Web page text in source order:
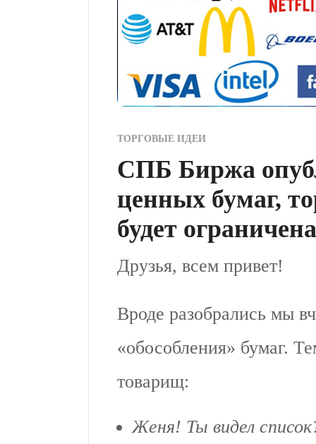
ТОРГОВЫЕ ИДЕИ
СПБ Биржа
ценных бумаг,
будет
Друзья, всем привет!
Вроде разобрались мы
«обособления» бумаг.
товарищ:
Женя! Ты видел